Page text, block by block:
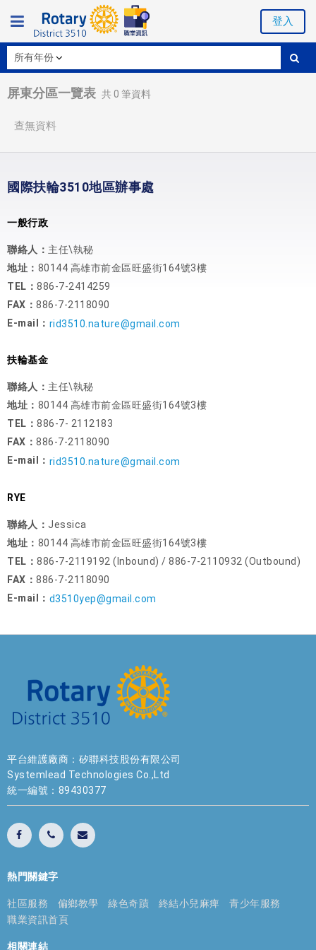
登入
屏東分區一覽表 共0 筆資料
查無資料
國際扶輪3510地區辦事處
一般行政
聯絡人： 主任\執秘
地址： 80144 高雄市前金區旺盛街164號3樓
TEL： 886-7-2414259
FAX： 886-7-2118090
E-mail： rid3510.nature@gmail.com
扶輪基金
聯絡人： 主任\執秘
地址： 80144 高雄市前金區旺盛街164號3樓
TEL： 886-7- 2112183
FAX： 886-7-2118090
E-mail： rid3510.nature@gmail.com
RYE
聯絡人： Jessica
地址： 80144 高雄市前金區旺盛街164號3樓
TEL： 886-7-2119192 (Inbound) / 886-7-2110932 (Outbound)
FAX： 886-7-2118090
E-mail： d3510yep@gmail.com
平台維護廠商：矽聯科技股份有限公司
Systemlead Technologies Co.,Ltd
統一編號：89430377
熱門關鍵字
社區服務 偏鄉教學 綠色奇蹟 終結小兒麻痺
青少年服務
職業資訊首頁
相關連結